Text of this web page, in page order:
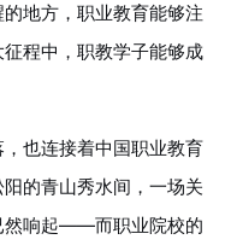
地方，职业教育能够注
程中，职教学子能够成
也连接着中国职业教育
的青山秀水间，一场关
然响起——而职业院校的